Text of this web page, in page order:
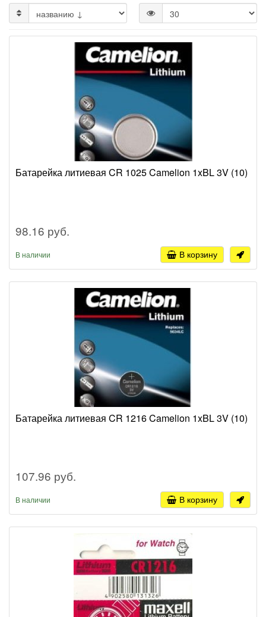
Батарейка литиевая CR 1025 Camelion 1xBL 3V (10)
98.16 руб.
В наличии В корзину
Батарейка литиевая CR 1216 Camelion 1xBL 3V (10)
107.96 руб.
В наличии В корзину